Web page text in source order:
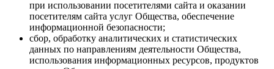
при использовании посетителями сайта и оказании
посетителям сайта услуг Общества, обеспечение
информационной безопасности;
сбор, обработку аналитических и статистических
данных по направлениям деятельности Общества,
использования информационных ресурсов, продуктов